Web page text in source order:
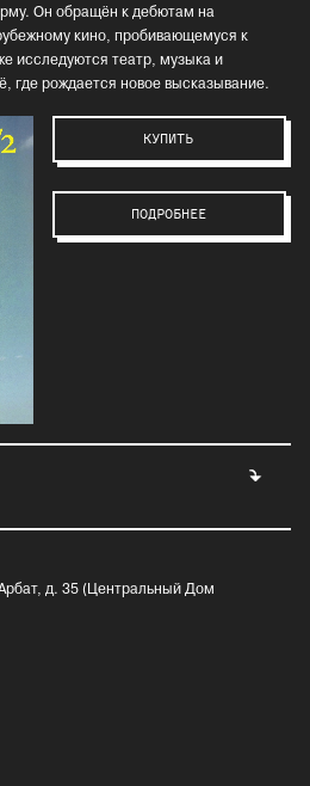
Он обращён к дебютам на
кино, пробивающемуся к
исследуются театр, музыка и
где рождается новое высказывание.
КУПИТЬ
ПОДРОБНЕЕ
д. 35 (Центральный Дом